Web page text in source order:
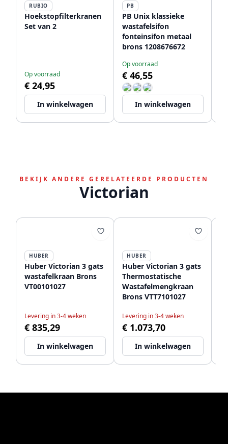
RUBIO
Hoekstopfilterkranen
Set van 2
Op voorraad
€ 24,95
In winkelwagen
PB
PB Unix klassieke
wastafelsifon
fonteinsifon metaal
brons 1208676672
Op voorraad
€ 46,55
In winkelwagen
BEKIJK ANDERE GERELATEERDE PRODUCTEN
Victorian
HUBER
Huber Victorian 3 gats
wastafelkraan Brons
VT00101027
Levering in 3-4 weken
€ 835,29
In winkelwagen
HUBER
Huber Victorian 3 gats
Thermostatische
Wastafelmengkraan
Brons VTT7101027
Levering in 3-4 weken
€ 1.073,70
In winkelwagen